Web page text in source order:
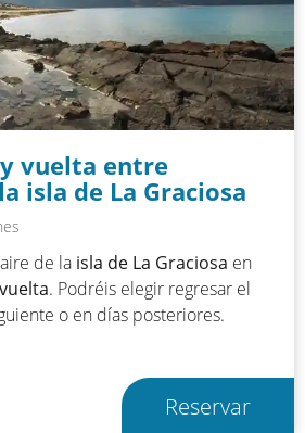
vuelta entre
isla de La Graciosa
de la isla de La Graciosa en
. Podréis elegir regresar el
o en días posteriores.
Reservar